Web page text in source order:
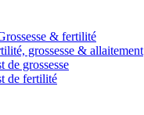
& fertilité
grossesse & allaitement
de grossesse
de fertilité